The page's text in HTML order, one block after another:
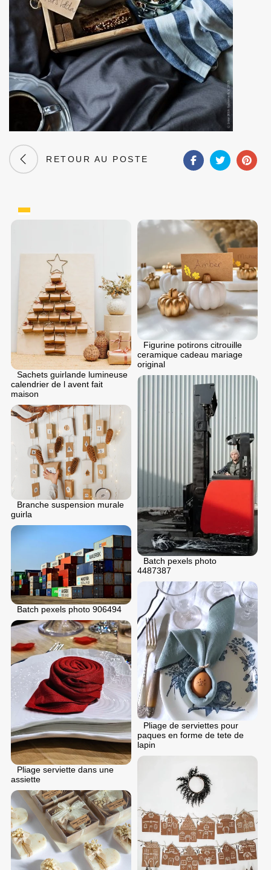
RETOUR AU POSTE
Sachets guirlande lumineuse
calendrier de l avent fait
maison
Figurine potirons citrouille
ceramique cadeau mariage
original
Batch pexels photo
4487387
Branche suspension murale
guirla
Batch pexels photo 906494
Pliage de serviettes pour
paques en forme de tete de
lapin
Pliage serviette dans une
assiette